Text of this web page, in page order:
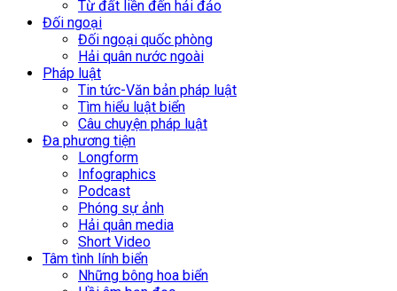
Từ đất liền đến hải đảo
Đối ngoại
Đối ngoại quốc phòng
Hải quân nước ngoài
Pháp luật
Tin tức-Văn bản pháp luật
Tìm hiểu luật biển
Câu chuyện pháp luật
Đa phương tiện
Longform
Infographics
Podcast
Phóng sự ảnh
Hải quân media
Short Video
Tâm tình lính biển
Những bông hoa biển